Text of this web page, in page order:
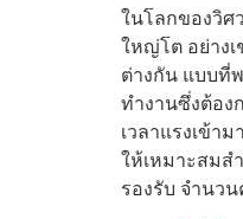
ในโลกของวิศ
ใหญ่โต อย่าง
ต่างกัน แบบที่
ทำงานซึ่งต้อง
เวลาแรงเข้า
ให้เหมาะสมส
รองรับ จำนว